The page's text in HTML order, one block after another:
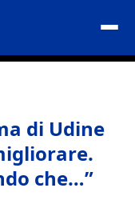
di Udine
che…”